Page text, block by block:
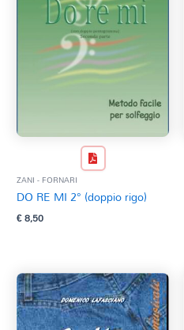
ZANI - FORNARI
DO RE MI 2° (doppio rigo)
€8,50